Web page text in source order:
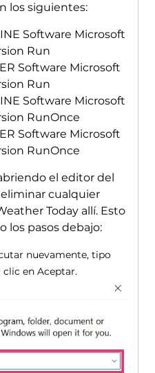
los siguientes:
Software Microsoft
Run
Software Microsoft
Run
Software Microsoft
RunOnce
Software Microsoft
RunOnce
el editor del
cualquier
Today allí. Esto
los pasos debajo:
nuevamente, tipo
en Aceptar.